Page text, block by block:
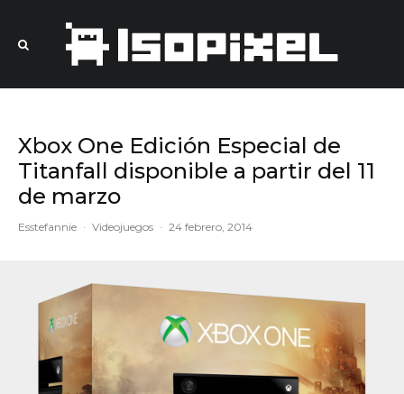
Xbox One Edición Especial de
Titanfall disponible a partir del 11
de marzo
Esstefannie · Videojuegos · 24 febrero, 2014